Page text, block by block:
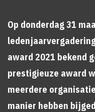
Op donderdag 31
award 2021 bekend
prestigieuze award
meerdere
manier hebben